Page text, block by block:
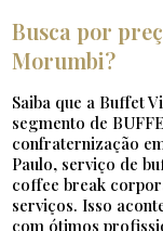
Busca por
Morumbi?
Saiba que a Buffet
segmento de
confraternização
Paulo, serviço de
coffee break
serviços. Isso
com ótimos